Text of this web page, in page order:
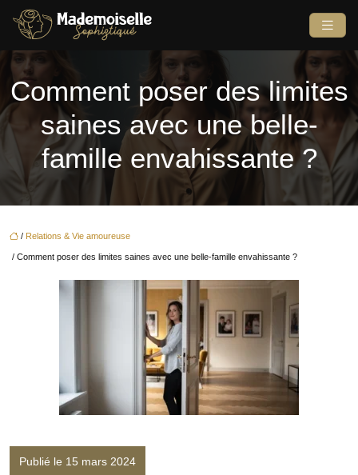
Comment poser des limites
saines avec une belle-
famille envahissante ?
/ Relations & Vie amoureuse
/ Comment poser des limites saines avec une belle-famille envahissante ?
Publié le 15 mars 2024